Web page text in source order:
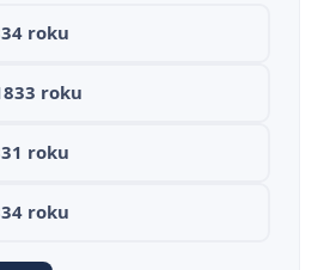
roku
roku
roku
roku